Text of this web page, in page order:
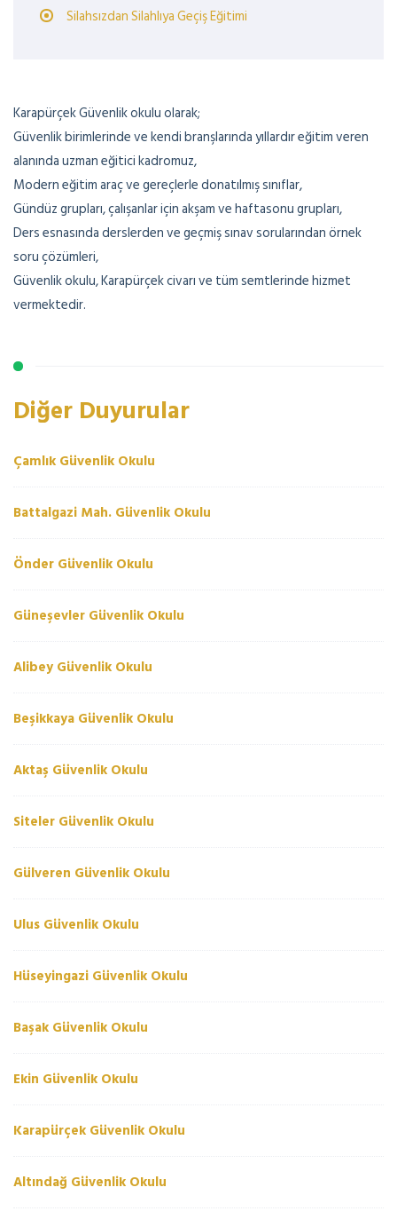
Silahsızdan Silahlıya Geçiş Eğitimi
Karapürçek Güvenlik okulu olarak;
Güvenlik birimlerinde ve kendi branşlarında yıllardır eğitim veren
alanında uzman eğitici kadromuz,
Modern eğitim araç ve gereçlerle donatılmış sınıflar,
Gündüz grupları, çalışanlar için akşam ve haftasonu grupları,
Ders esnasında derslerden ve geçmiş sınav sorularından örnek
soru çözümleri,
Güvenlik okulu, Karapürçek civarı ve tüm semtlerinde hizmet
vermektedir.
Diğer Duyurular
Çamlık Güvenlik Okulu
Battalgazi Mah. Güvenlik Okulu
Önder Güvenlik Okulu
Güneşevler Güvenlik Okulu
Alibey Güvenlik Okulu
Beşikkaya Güvenlik Okulu
Aktaş Güvenlik Okulu
Siteler Güvenlik Okulu
Gülveren Güvenlik Okulu
Ulus Güvenlik Okulu
Hüseyingazi Güvenlik Okulu
Başak Güvenlik Okulu
Ekin Güvenlik Okulu
Karapürçek Güvenlik Okulu
Altındağ Güvenlik Okulu